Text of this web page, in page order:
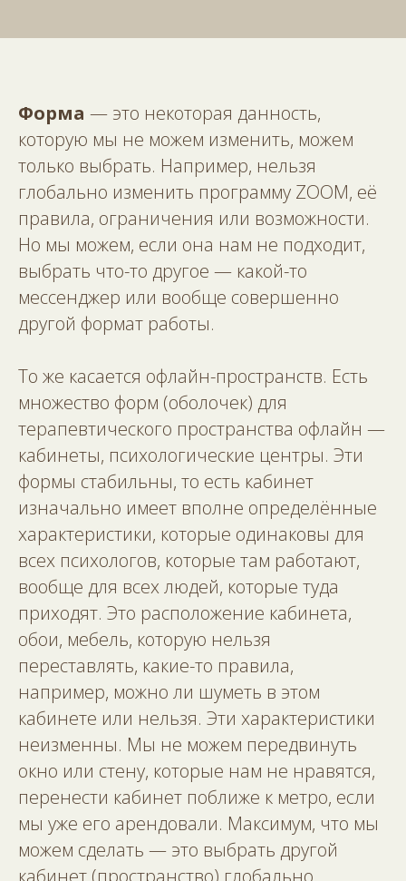
Форма — это некоторая данность,
которую мы не можем изменить, можем
только выбрать. Например, нельзя
глобально изменить программу ZOOM, её
правила, ограничения или возможности.
Но мы можем, если она нам не подходит,
выбрать что-то другое — какой-то
мессенджер или вообще совершенно
другой формат работы.
То же касается офлайн-пространств. Есть
множество форм (оболочек) для
терапевтического пространства офлайн —
кабинеты, психологические центры. Эти
формы стабильны, то есть кабинет
изначально имеет вполне определённые
характеристики, которые одинаковы для
всех психологов, которые там работают,
вообще для всех людей, которые туда
приходят. Это расположение кабинета,
обои, мебель, которую нельзя
переставлять, какие-то правила,
например, можно ли шуметь в этом
кабинете или нельзя. Эти характеристики
неизменны. Мы не можем передвинуть
окно или стену, которые нам не нравятся,
перенести кабинет поближе к метро, если
мы уже его арендовали. Максимум, что мы
можем сделать — это выбрать другой
кабинет (пространство) глобально.